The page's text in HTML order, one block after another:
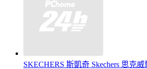
SKECHERS 斯凱奇 Skechers 思克